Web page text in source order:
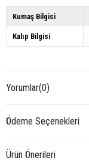
Kumaş Bilgisi
Kalıp Bilgisi
Yorumlar(0)
Ödeme Seçenekleri
Ürün Önerileri